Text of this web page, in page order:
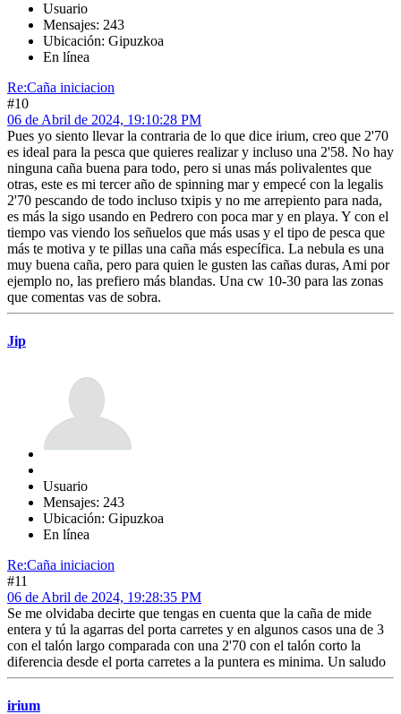
Usuario
Mensajes: 243
Ubicación: Gipuzkoa
En línea
Re:Caña iniciacion
#10
06 de Abril de 2024, 19:10:28 PM
Pues yo siento llevar la contraria de lo que dice irium, creo que 2'70
es ideal para la pesca que quieres realizar y incluso una 2'58. No hay
ninguna caña buena para todo, pero si unas más polivalentes que
otras, este es mi tercer año de spinning mar y empecé con la legalis
2'70 pescando de todo incluso txipis y no me arrepiento para nada,
es más la sigo usando en Pedrero con poca mar y en playa. Y con el
tiempo vas viendo los señuelos que más usas y el tipo de pesca que
más te motiva y te pillas una caña más específica. La nebula es una
muy buena caña, pero para quien le gusten las cañas duras, Ami por
ejemplo no, las prefiero más blandas. Una cw 10-30 para las zonas
que comentas vas de sobra.
Jip
Usuario
Mensajes: 243
Ubicación: Gipuzkoa
En línea
Re:Caña iniciacion
#11
06 de Abril de 2024, 19:28:35 PM
Se me olvidaba decirte que tengas en cuenta que la caña de mide
entera y tú la agarras del porta carretes y en algunos casos una de 3
con el talón largo comparada con una 2'70 con el talón corto la
diferencia desde el porta carretes a la puntera es minima. Un saludo
irium